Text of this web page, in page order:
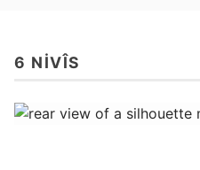
6 NIVÎS